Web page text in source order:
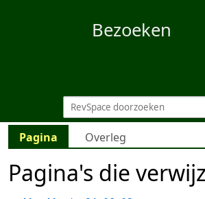
Bezoeken
Pagina Overleg
Pagina's die